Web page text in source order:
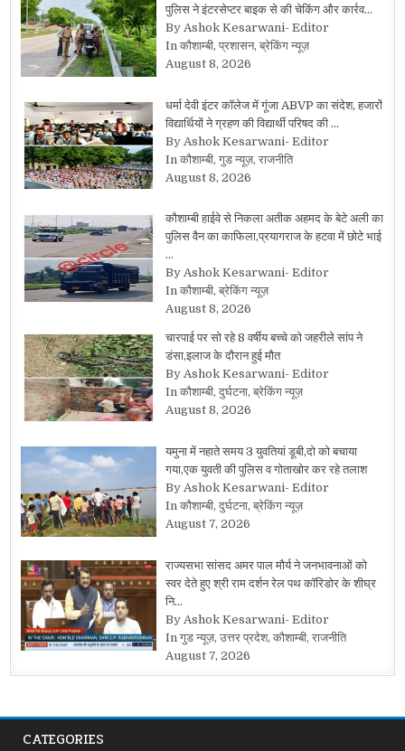
पुलिस ने इंटरसेप्टर बाइक से की चेकिंग और कार्रव…
By Ashok Kesarwani- Editor
In कौशाम्बी, प्रशासन, ब्रेकिंग न्यूज़
August 8, 2026
धर्मा देवी इंटर कॉलेज में गूंजा ABVP का संदेश, हजारों
विद्यार्थियों ने ग्रहण की विद्यार्थी परिषद की …
By Ashok Kesarwani- Editor
In कौशाम्बी, गुड न्यूज़, राजनीति
August 8, 2026
कौशाम्बी हाईवे से निकला अतीक अहमद के बेटे अली का
पुलिस वैन का काफिला,प्रयागराज के हटवा में छोटे भाई
…
By Ashok Kesarwani- Editor
In कौशाम्बी, ब्रेकिंग न्यूज़
August 8, 2026
चारपाई पर सो रहे 8 वर्षीय बच्चे को जहरीले सांप ने
डंसा,इलाज के दौरान हुई मौत
By Ashok Kesarwani- Editor
In कौशाम्बी, दुर्घटना, ब्रेकिंग न्यूज़
August 8, 2026
यमुना में नहाते समय 3 युवतियां डूबी,दो को बचाया
गया,एक युवती की पुलिस व गोताखोर कर रहे तलाश
By Ashok Kesarwani- Editor
In कौशाम्बी, दुर्घटना, ब्रेकिंग न्यूज़
August 7, 2026
राज्यसभा सांसद अमर पाल मौर्य ने जनभावनाओं को
स्वर देते हुए श्री राम दर्शन रेल पथ कॉरिडोर के शीघ्र
नि…
By Ashok Kesarwani- Editor
In गुड न्यूज़, उत्तर प्रदेश, कौशाम्बी, राजनीति
August 7, 2026
CATEGORIES